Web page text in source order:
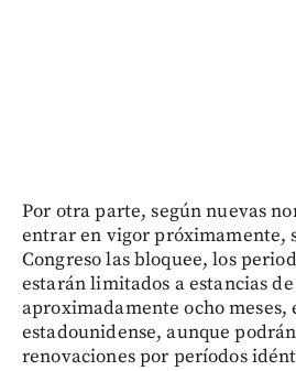
Por otra parte, según nuevas
entrar en vigor próximamente,
Congreso las bloquee, los
estarán limitados a estancias
aproximadamente ocho
estadounidense, aunque
renovaciones por períodos